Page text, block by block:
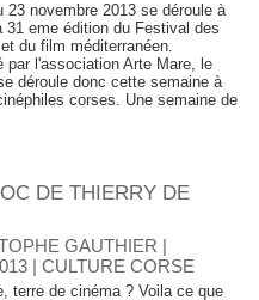
23 novembre 2013 se déroule à
31 eme édition du Festival des
du film méditerranéen.
par l'association Arte Mare, le
déroule donc cette semaine à
corses. Une semaine de
DE THIERRY DE
GAUTHIER |
|CULTURE CORSE
terre de cinéma ? Voila ce que